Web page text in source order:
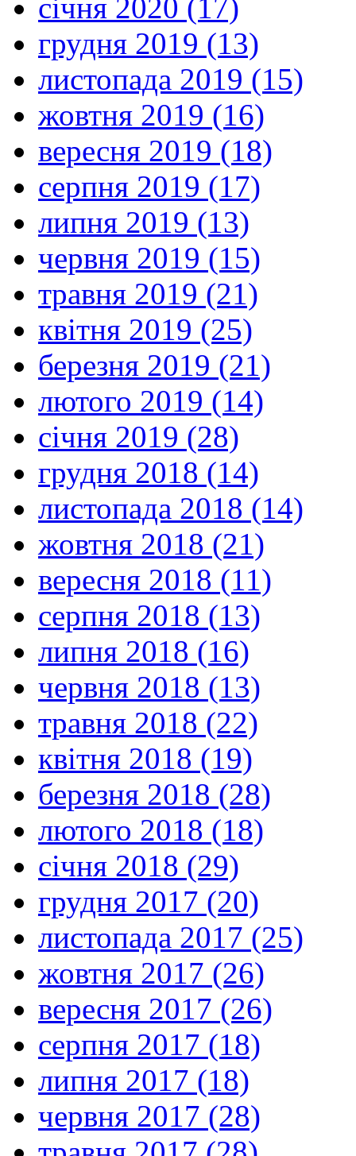
січня 2020 (17)
грудня 2019 (13)
листопада 2019 (15)
жовтня 2019 (16)
вересня 2019 (18)
серпня 2019 (17)
липня 2019 (13)
червня 2019 (15)
травня 2019 (21)
квітня 2019 (25)
березня 2019 (21)
лютого 2019 (14)
січня 2019 (28)
грудня 2018 (14)
листопада 2018 (14)
жовтня 2018 (21)
вересня 2018 (11)
серпня 2018 (13)
липня 2018 (16)
червня 2018 (13)
травня 2018 (22)
квітня 2018 (19)
березня 2018 (28)
лютого 2018 (18)
січня 2018 (29)
грудня 2017 (20)
листопада 2017 (25)
жовтня 2017 (26)
вересня 2017 (26)
серпня 2017 (18)
липня 2017 (18)
червня 2017 (28)